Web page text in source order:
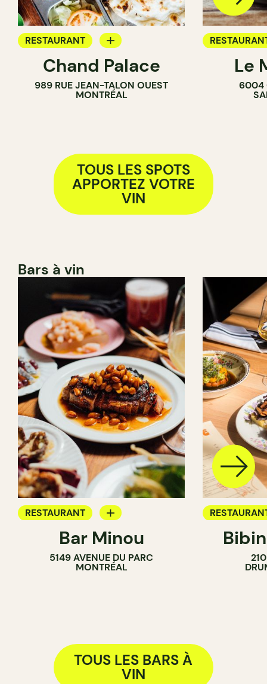
RESTAURANT
APPORTEZ VOTRE VIN
Chand Palace
989 RUE JEAN-TALON OUEST
MONTRÉAL
APPORTEZ
FERME
Le
6004
TOUS LES SPOTS
APPORTEZ VOTRE
VIN
Bars à vin
RESTAURANT
BAR À VINBar Minou
5149 AVENUE DU PARC
MONTRÉAL
BAR À VIN
TOUS LES BARS À
VIN